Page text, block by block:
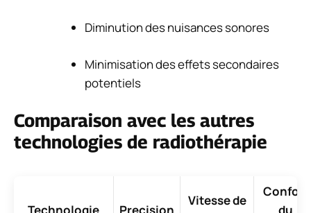
Diminution des nuisances sonores
Minimisation des effets secondaires
potentiels
Comparaison avec les autres
technologies de radiothérapie
Vitesse de
Confort